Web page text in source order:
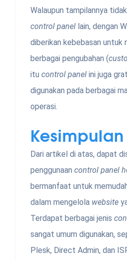
Walaupun tampilannya
control panel lain, dengan
diberikan kebebasan untuk
berbagai pengubahan (
itu control panel ini juga
digunakan pada berbagai
operasi.
Kesimpulan
Dari artikel di atas, dapat
penggunaan control panel
bermanfaat untuk
dalam mengelola website
Terdapat berbagai jenis
sangat umum digunakan,
Plesk, Direct Admin, dan